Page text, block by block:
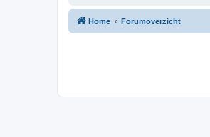
Home Forumoverzicht